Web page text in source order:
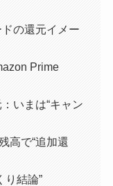
の還元イメー
Prime
いまは“キャン
高で“追加還
り結論”